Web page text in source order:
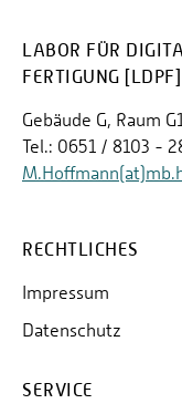
LABOR FÜR
FERTIGUNG [LDPF]
Gebäude G, Raum
Tel.: 0651 / 8103 -
RECHTLICHES
Impressum
Datenschutz
SERVICE